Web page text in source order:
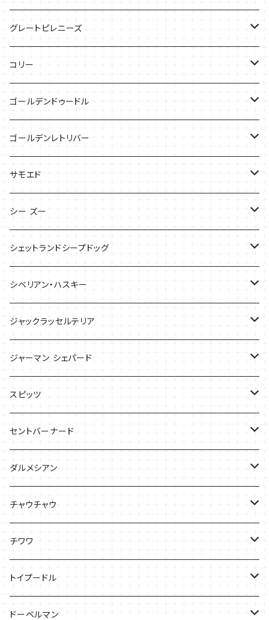
ケース
バッグ
ケース
Tシャツ
グレートピレニーズ
キャップ
Tシャツ
タオル
サンダル
バッグ
ケース
コリー
バッグ
ケース
Tシャツ
ゴールデンドゥードル
Tシャツ
ゴールデンレトリバー
Tシャツ
バッグ
ケース
サモエド
Tシャツ
バッグ
シー ズー
Tシャツ
バッグ
ケース
シェットランドシープドッグ
バッグ
ケース
Tシャツ
シベリアン・ハスキー
Tシャツ
バッグ
ジャックラッセルテリア
バッグ
ケース
Tシャツ
ジャーマン シェパード
Ｔシャツ
バッグ
スピッツ
ケース
セントバーナード
Tシャツ
バッグ
ダルメシアン
Tシャツ
ケース
チャウチャウ
Tシャツ
バッグ
ケース
チワワ
Tシャツ
キャップ
トイプードル
Tシャツ
ドーベルマン